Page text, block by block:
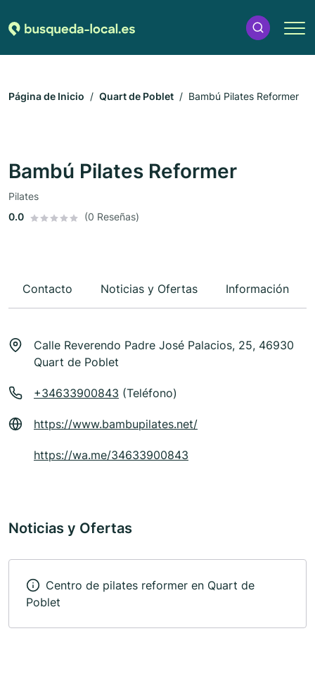
Página de Inicio Quart de Poblet Bambú Pilates Reformer
Bambú Pilates Reformer
Pilates
0.0
(0 Reseñas)
Contacto Noticias y Ofertas Información
Calle Reverendo Padre José Palacios, 25, 46930
Quart de Poblet
+34633900843 (Teléfono)
https://www.bambupilates.net/
https://wa.me/34633900843
Noticias y Ofertas
Centro de pilates reformer en Quart de
Poblet